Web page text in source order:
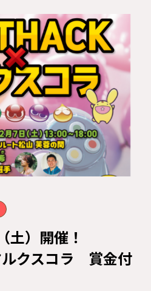
について
ップ
シーポリシー
イド
土）開催！
クスコラ 賞金付